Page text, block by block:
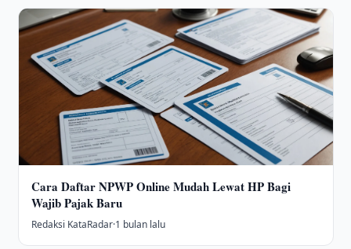
Cara Daftar NPWP Online Mudah Lewat HP Bagi
Wajib Pajak Baru
Redaksi KataRadar·1 bulan lalu